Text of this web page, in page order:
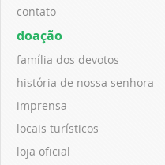
contato
doação
família dos devotos
história de nossa senhora
imprensa
locais turísticos
loja oficial